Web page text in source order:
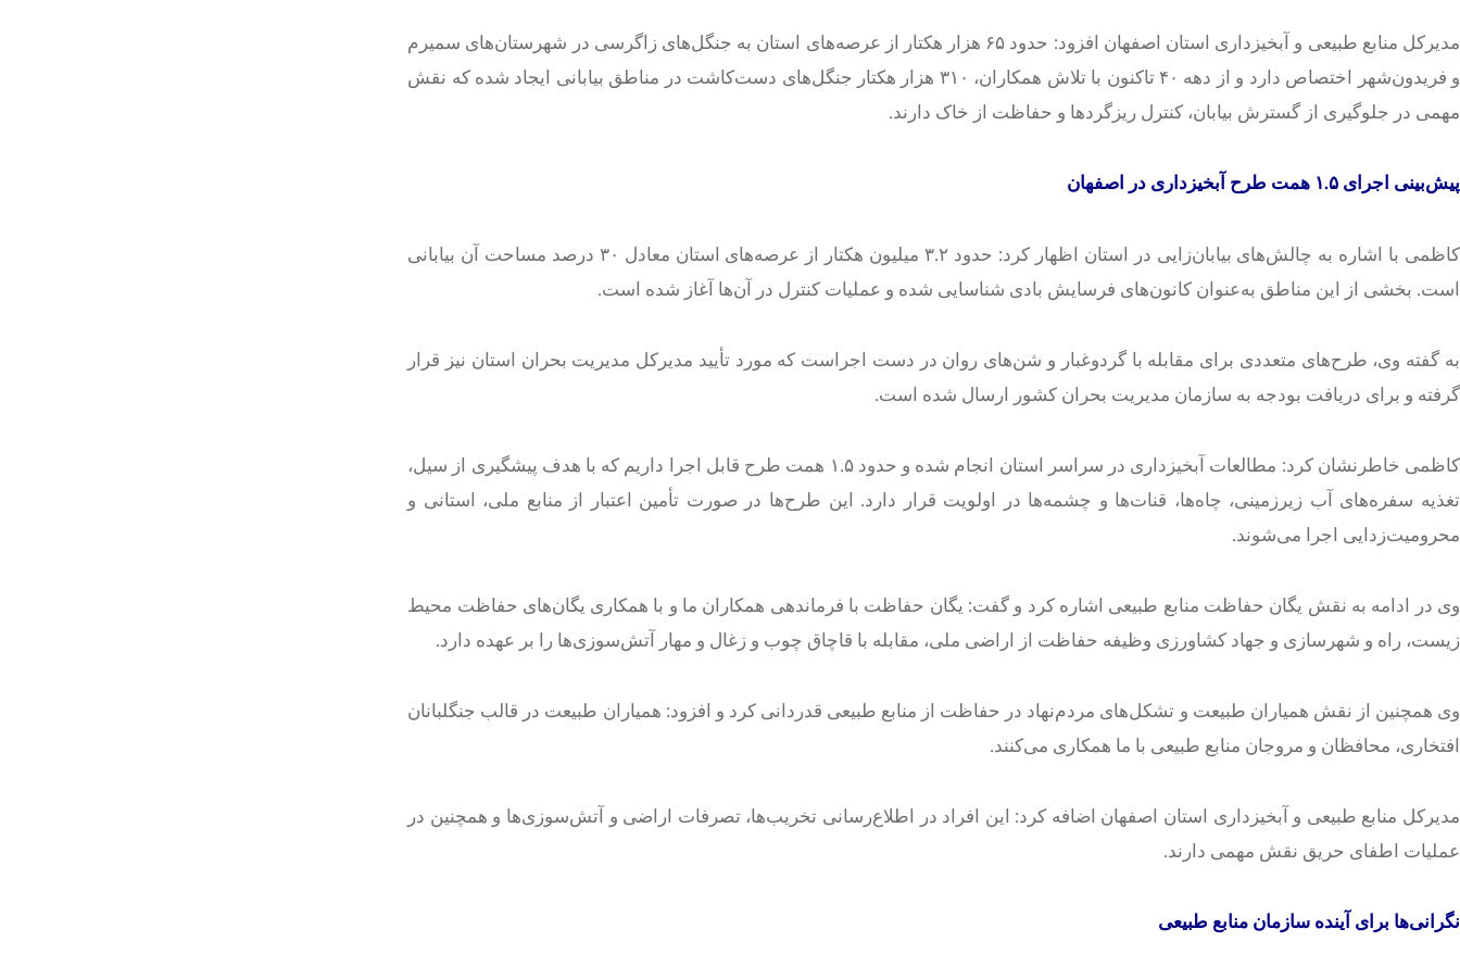
مدیرکل منابع طبیعی و آبخیزداری استان اصفهان افزود: حدود ۶۵ هزار هکتار از عرصه‌های استان به جنگل‌های زاگرسی در شهرستان‌های سمیرم
و فریدون‌شهر اختصاص دارد و از دهه ۴۰ تاکنون با تلاش همکاران، ۳۱۰ هزار هکتار جنگل‌های دست‌کاشت در مناطق بیابانی ایجاد شده که نقش
مهمی در جلوگیری از گسترش بیابان، کنترل ریزگردها و حفاظت از خاک دارند.
پیش‌بینی اجرای ۱.۵ همت طرح آبخیزداری در اصفهان
کاظمی با اشاره به چالش‌های بیابان‌زایی در استان اظهار کرد: حدود ۳.۲ میلیون هکتار از عرصه‌های استان معادل ۳۰ درصد مساحت آن بیابانی
است. بخشی از این مناطق به‌عنوان کانون‌های فرسایش بادی شناسایی شده و عملیات کنترل در آن‌ها آغاز شده است.
به گفته وی، طرح‌های متعددی برای مقابله با گردوغبار و شن‌های روان در دست اجراست که مورد تأیید مدیرکل مدیریت بحران استان نیز قرار
گرفته و برای دریافت بودجه به سازمان مدیریت بحران کشور ارسال شده است.
کاظمی خاطرنشان کرد: مطالعات آبخیزداری در سراسر استان انجام شده و حدود ۱.۵ همت طرح قابل اجرا داریم که با هدف پیشگیری از سیل،
تغذیه سفره‌های آب زیرزمینی، چاه‌ها، قنات‌ها و چشمه‌ها در اولویت قرار دارد. این طرح‌ها در صورت تأمین اعتبار از منابع ملی، استانی و
محرومیت‌زدایی اجرا می‌شوند.
وی در ادامه به نقش یگان حفاظت منابع طبیعی اشاره کرد و گفت: یگان حفاظت با فرماندهی همکاران ما و با همکاری یگان‌های حفاظت محیط
زیست، راه و شهرسازی و جهاد کشاورزی وظیفه حفاظت از اراضی ملی، مقابله با قاچاق چوب و زغال و مهار آتش‌سوزی‌ها را بر عهده دارد.
وی همچنین از نقش همیاران طبیعت و تشکل‌های مردم‌نهاد در حفاظت از منابع طبیعی قدردانی کرد و افزود: همیاران طبیعت در قالب جنگلبانان
افتخاری، محافظان و مروجان منابع طبیعی با ما همکاری می‌کنند.
مدیرکل منابع طبیعی و آبخیزداری استان اصفهان اضافه کرد: این افراد در اطلاع‌رسانی تخریب‌ها، تصرفات اراضی و آتش‌سوزی‌ها و همچنین در
عملیات اطفای حریق نقش مهمی دارند.
نگرانی‌ها برای آینده سازمان منابع طبیعی